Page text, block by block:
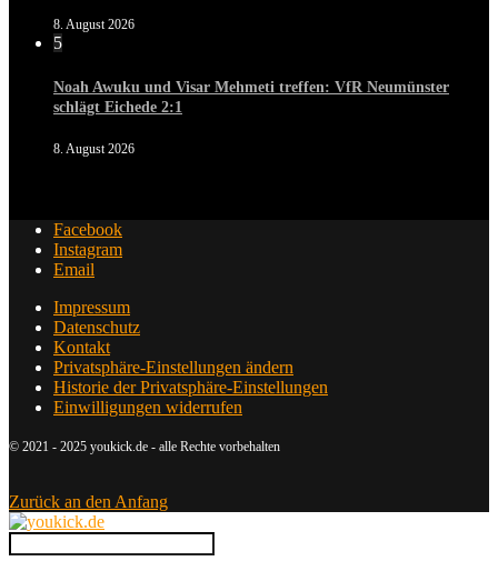
8. August 2026
5
Noah Awuku und Visar Mehmeti treffen: VfR Neumünster
schlägt Eichede 2:1
8. August 2026
Facebook
Instagram
Email
Impressum
Datenschutz
Kontakt
Privatsphäre-Einstellungen ändern
Historie der Privatsphäre-Einstellungen
Einwilligungen widerrufen
© 2021 - 2025 youkick.de - alle Rechte vorbehalten
Zurück an den Anfang